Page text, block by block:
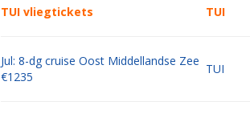
TUI vliegtickets TUI
Jul: 8-dg cruise Oost Middellandse Zee
€1235
TUI